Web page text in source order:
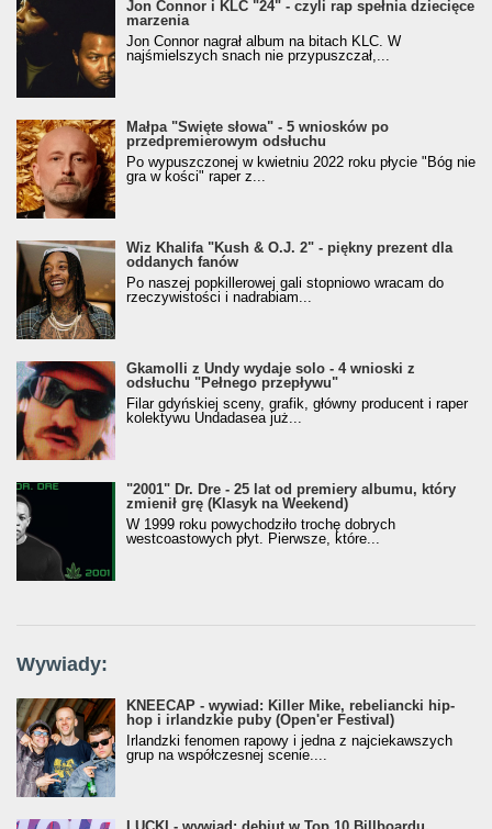
Jon Connor i KLC "24" - czyli rap spełnia dziecięce
marzenia
Jon Connor nagrał album na bitach KLC. W
najśmielszych snach nie przypuszczał,...
Małpa "Święte słowa" - 5 wniosków po
przedpremierowym odsłuchu
Po wypuszczonej w kwietniu 2022 roku płycie "Bóg nie
gra w kości" raper z...
Wiz Khalifa "Kush & O.J. 2" - piękny prezent dla
oddanych fanów
Po naszej popkillerowej gali stopniowo wracam do
rzeczywistości i nadrabiam...
Gkamolli z Undy wydaje solo - 4 wnioski z
odsłuchu "Pełnego przepływu"
Filar gdyńskiej sceny, grafik, główny producent i raper
kolektywu Undadasea już...
"2001" Dr. Dre - 25 lat od premiery albumu, który
zmienił grę (Klasyk na Weekend)
W 1999 roku powychodziło trochę dobrych
westcoastowych płyt. Pierwsze, które...
Wywiady:
KNEECAP - wywiad: Killer Mike, rebeliancki hip-
hop i irlandzkie puby (Open'er Festival)
Irlandzki fenomen rapowy i jedna z najciekawszych
grup na współczesnej scenie....